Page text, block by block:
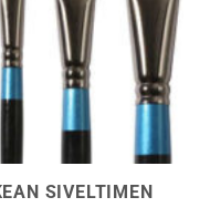
SIVELTIMEN